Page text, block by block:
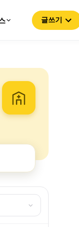
글쓰기